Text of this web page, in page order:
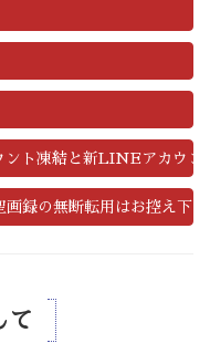
ト凍結と新LINEアカウン
録の無断転用はお控え下さ
て